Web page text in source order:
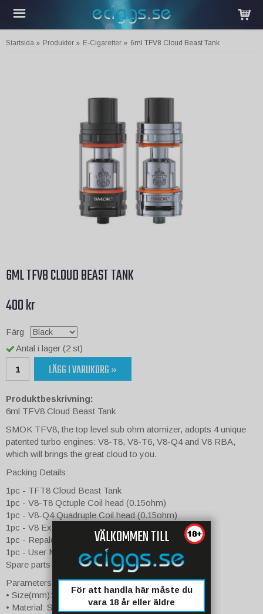
Startsida » Produkter » E-Cigaretter » 6ml TFV8 Cloud Beast Tank
6ML TFV8 CLOUD BEAST TANK
400 kr
Färg
Antal i lager (2 st)
LÄGG I VARUKORG »
Produktbeskrivning:
6ml TFV8 Cloud Beast Tank
SMOK TFV8, the top level sub ohm atomizer, adopts 4 unique
patented turbo engines: V8-T8, V8-T6, V8-Q4 and V8 RBA,
which will brings the great cloud to you.
Packing Details:
1pc - TFT8 Cloud Beast Tank
1pc - V8-T8 Qctuple Coil head (0.15ohm)
1pc - V8-Q4 Quadruple Coil head (0.15ohm)
1pc - V8 Exclusive Turbo RBA Head (0.28ohm)
1pc - Repalcement Glass Tube
1pc - User Manual
Spare parts
Parameters:
• Size(mm): 24.5 x 50
• Material: SS
VÄLKOMMEN TILL
För att handla här måste du
vara 18 år eller äldre